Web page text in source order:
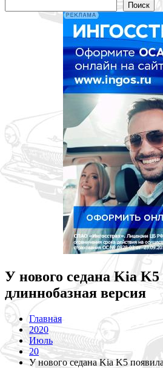
Поиск
У нового седана Kia K5
длиннобазная версия
Главная
2020
Июль
20
У нового седана Kia K5